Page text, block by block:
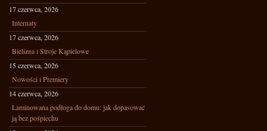
17 czerwca, 2026
Internaty
17 czerwca, 2026
Bielizna i Stroje Kąpielowe
15 czerwca, 2026
Nowości i Premiery
14 czerwca, 2026
Laminowana podłoga do domu: jak dopasować
ją bez pośpiechu